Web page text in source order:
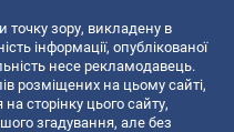
точку зору, викладену в
інформації, опублікованої
несе рекламодавець.
розміщених на цьому сайті,
сторінку цього сайту,
згадування, але без